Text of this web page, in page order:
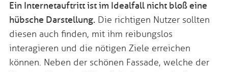
Ein Internetauftritt ist im Idealfall nicht bloß eine
hübsche Darstellung.Die richtigen Nutzer sollten
diesen auch finden, mit ihm reibungslos
interagieren und die nötigen Ziele erreichen
können. Neben der schönen Fassade, welche der